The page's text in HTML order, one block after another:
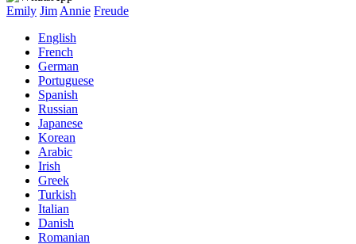
Emily Jim Annie Freude
English
French
German
Portuguese
Spanish
Russian
Japanese
Korean
Arabic
Irish
Greek
Turkish
Italian
Danish
Romanian